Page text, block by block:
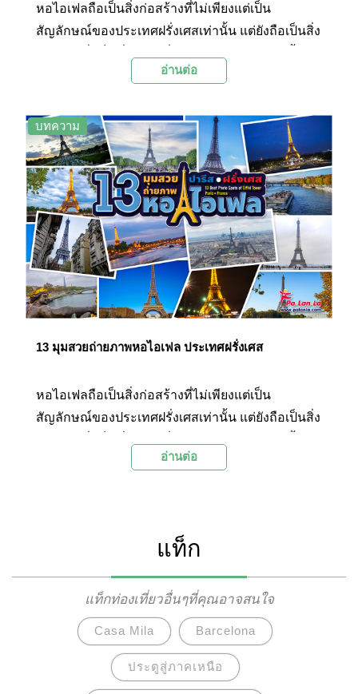
หอไอเฟลถือเป็นสิ่งก่อสร้างที่ไม่เพียงแต่เป็น
สัญลักษณ์ของประเทศฝรั่งเศสเท่านั้น แต่ยังถือเป็นสิ่ง
เพื่อใช้เป็นสัญลักษณ์ของงานแสดงสินค้าโลก ในปี
ฝรั่งเศส ความเจริญก้าวหน้าทางเทคโนโลยี
วิทยาศาสตร์ และความสวยทางศิลปะสถาปัตยกรรม
มีลักษณะเป็นหอคอยเหล็ก สร้างขึ้นโดยสถาปนิกที่
ชื่อว่ากุสตาฟ ไอเฟล และเนื่องจากหอไอเฟลนั้นมี
ความสูงอันโดดเด่นจนสามารถมองเห็นได้จากสถาน
ที่แทบทุกแห่งในเมืองปารีส Palanla เราจึงได้คัด
เลือก 13 มุมถ่ายภาพหอไอเฟลที่สวยที่สุดมาแนะนำ
ให้กับทุกคนที่มีโอกาสได้ไปเยือนเมืองปารีส ประเทศ
ฝรั่งเศสได้ตามไปเก็บภาพกัน
อ่านต่อ
บทความ
13 มุมสวยถ่ายภาพหอไอเฟล ประเทศฝรั่งเศส
หอไอเฟลถือเป็นสิ่งก่อสร้างที่ไม่เพียงแต่เป็น
สัญลักษณ์ของประเทศฝรั่งเศสเท่านั้น แต่ยังถือเป็นสิ่ง
เพื่อใช้เป็นสัญลักษณ์ของงานแสดงสินค้าโลก ในปี
มีลักษณะเป็นหอคอยเหล็ก สร้างขึ้นโดยสถาปนิกที่
ชื่อว่ากุสตาฟ ไอเฟล และเนื่องจากหอไอเฟลนั้นมี
ความสูงอันโดดเด่นจนสามารถมองเห็นได้จากสถาน
ที่แทบทุกแห่งในเมืองปารีส Palanla เราจึงได้คัด
เลือก 13 มุมถ่ายภาพหอไอเฟลที่สวยที่สุดมาแนะนำ
ให้กับทุกคนที่มีโอกาสได้ไปเยือนเมืองปารีส ประเทศ
ฝรั่งเศสได้ตามไปเก็บภาพกัน
อ่านต่อ
แท็ก
แท็กท่องเที่ยวอื่นๆที่คุณอาจสนใจ
Casa Mila Barcelona
ประตูสู่ภาคเหนือ